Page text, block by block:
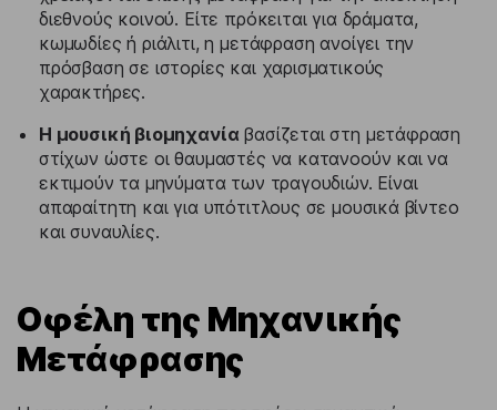
διεθνούς κοινού. Είτε πρόκειται για δράματα,
κωμωδίες ή ριάλιτι, η μετάφραση ανοίγει την
πρόσβαση σε ιστορίες και χαρισματικούς
χαρακτήρες.
Η μουσική βιομηχανία βασίζεται στη μετάφραση
στίχων ώστε οι θαυμαστές να κατανοούν και να
εκτιμούν τα μηνύματα των τραγουδιών. Είναι
απαραίτητη και για υπότιτλους σε μουσικά βίντεο
και συναυλίες.
Οφέλη της Μηχανικής
Μετάφρασης